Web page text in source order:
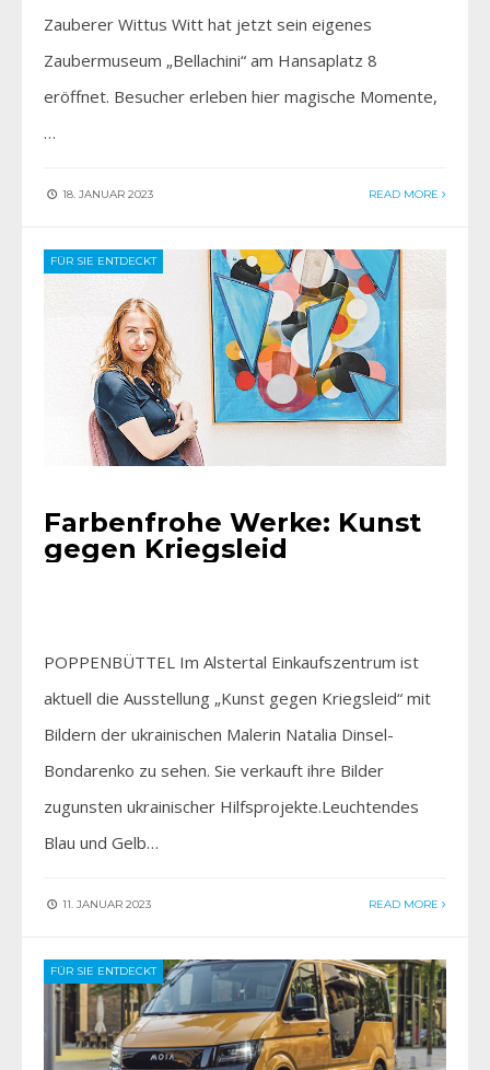
Zauberer Wittus Witt hat jetzt sein eigenes
Zaubermuseum „Bellachini“ am Hansaplatz 8
eröffnet. Besucher erleben hier magische Momente,
…
18. JANUAR 2023 READ MORE
FÜR SIE ENTDECKT
Farbenfrohe Werke: Kunst
gegen Kriegsleid
POPPENBÜTTEL Im Alstertal Einkaufszentrum ist
aktuell die Ausstellung „Kunst gegen Kriegsleid“ mit
Bildern der ukrainischen Malerin Natalia Dinsel-
Bondarenko zu sehen. Sie verkauft ihre Bilder
zugunsten ukrainischer Hilfsprojekte.Leuchtendes
Blau und Gelb…
11. JANUAR 2023 READ MORE
FÜR SIE ENTDECKT